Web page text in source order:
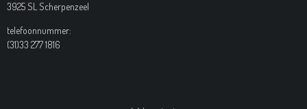
3925 SL Scherpenzeel
telefoonnummer:
(31)33 277 1816